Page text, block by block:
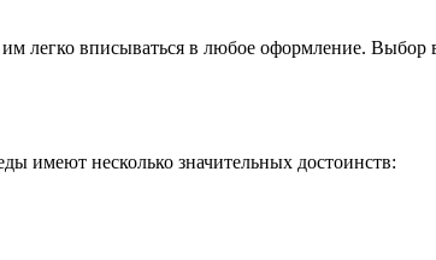
легко вписываться в любое оформление. Выбор
имеют несколько значительных достоинств: